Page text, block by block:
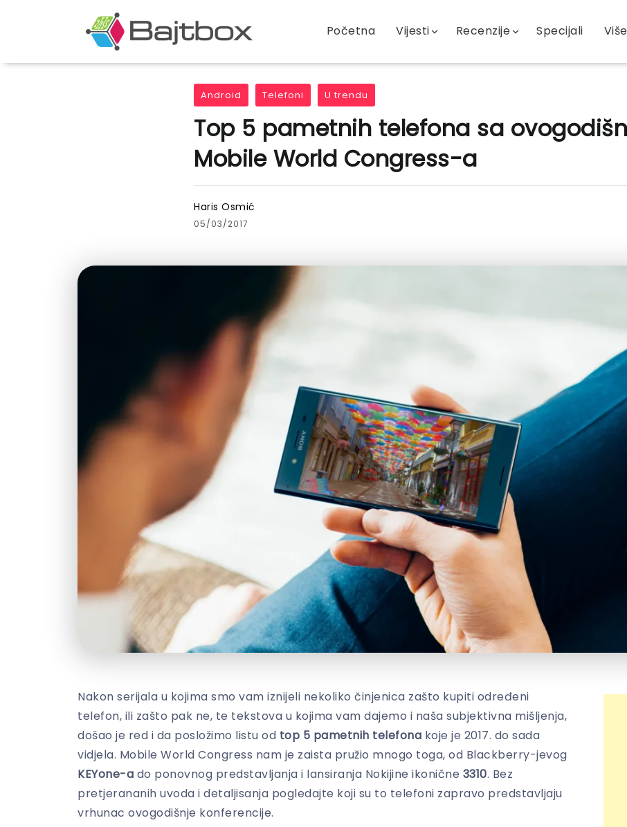
Početna Vijesti Recenzije Specijali Više
Android Telefoni U trendu
Top 5 pametnih telefona sa
Mobile World Congress-a
Haris Osmić
05/03/2017
Nakon serijala u kojima smo vam iznijeli nekoliko činjenica zašto kupiti određeni
telefon, ili zašto pak ne, te tekstova u kojima vam dajemo i naša subjektivna mišljenja,
došao je red i da posložimo listu od top 5 pametnih telefona koje je 2017. do sada
vidjela. Mobile World Congress nam je zaista pružio mnogo toga, od Blackberry-jevog
KEYone-a do ponovnog predstavljanja i lansiranja Nokijine ikonične 3310. Bez
pretjerananih uvoda i detaljisanja pogledajte koji su to telefoni zapravo predstavljaju
vrhunac ovogodišnje konferencije.